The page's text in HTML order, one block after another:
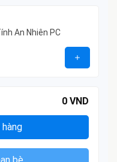
An Nhiên PC
0 VND